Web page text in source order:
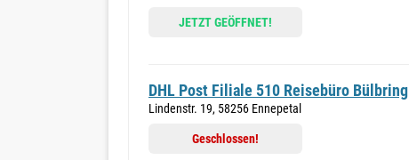
JETZT GEÖFFNET!
DHL Post Filiale 510 Reisebüro Bülbring
Lindenstr. 19, 58256 Ennepetal
Geschlossen!